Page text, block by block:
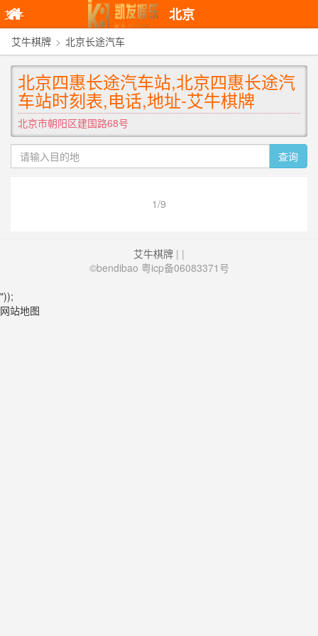
艾牛
棋牌
北京
艾牛棋牌 > 北京长途汽车
北京四惠长途汽车站,北京四惠长途汽
车站时刻表,电话,地址-艾牛棋牌
北京市朝阳区建国路68号
查询
1/9
艾牛棋牌 | |
©bendibao 粤icp备06083371号
"));
网站地图